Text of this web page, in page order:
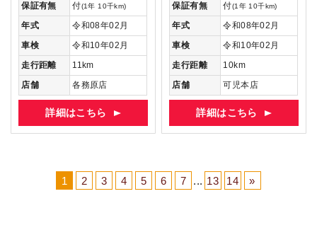
保証有無
付(1年 10千km)
年式
令和08年02月
車検
令和10年02月
走行距離
11km
店舗
各務原店
詳細はこちら
保証有無
付(1年 10千km)
年式
令和08年02月
車検
令和10年02月
走行距離
10km
店舗
可児本店
詳細はこちら
1 2 3 4 5 6 7 ... 13 14 »